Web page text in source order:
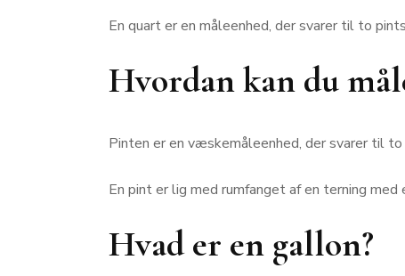
En quart er en måleenhed, der svarer til to
Hvordan kan du
Pinten er en væskemåleenhed, der svarer til
En pint er lig med rumfanget af en terning med
Hvad er en gallon?